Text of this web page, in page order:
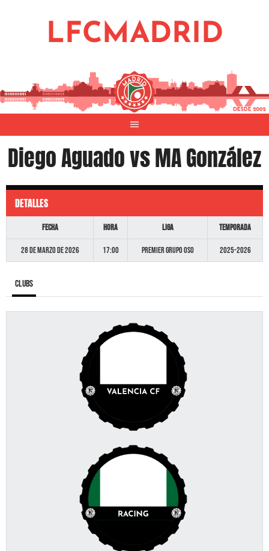
LFCMADRID
Diego Aguado vs MA González
DETALLES
Fecha Hora Liga Temporada
28 de marzo de 2026 17:00 Premier GRUPO OSO 2025-2026
Clubs